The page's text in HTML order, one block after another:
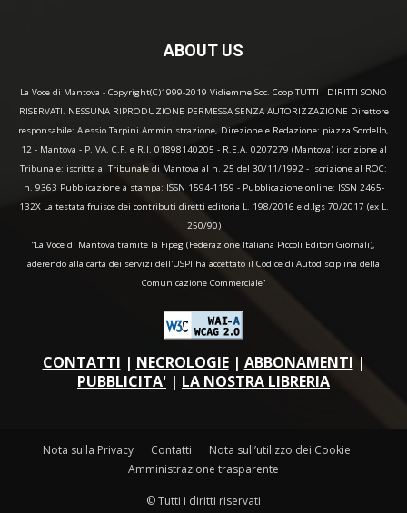
ABOUT US
La Voce di Mantova - Copyright(C)1999-2019 Vidiemme Soc. Coop TUTTI I DIRITTI SONO
RISERVATI. NESSUNA RIPRODUZIONE PERMESSA SENZA AUTORIZZAZIONE Direttore
responsabile: Alessio Tarpini Amministrazione, Direzione e Redazione: piazza Sordello,
12 - Mantova - P.IVA, C.F. e R.I. 01898140205 - R.E.A. 0207279 (Mantova) iscrizione al
Tribunale: iscritta al Tribunale di Mantova al n. 25 del 30/11/1992 - iscrizione al ROC:
n. 9363 Pubblicazione a stampa: ISSN 1594-1159 - Pubblicazione online: ISSN 2465-
132X La testata fruisce dei contributi diretti editoria L. 198/2016 e d.lgs 70/2017 (ex L.
250/90)
“La Voce di Mantova tramite la Fipeg (Federazione Italiana Piccoli Editori Giornali),
aderendo alla carta dei servizi dell'USPI ha accettato il Codice di Autodisciplina della
Comunicazione Commerciale"
CONTATTI | NECROLOGIE| ABBONAMENTI |
PUBBLICITA' | LA NOSTRA LIBRERIA
Nota sulla Privacy Contatti
Nota sull’utilizzo dei Cookie
Amministrazione trasparente
© Tutti i diritti riservati